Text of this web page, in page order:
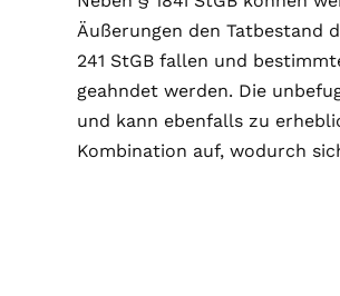
Äußerungen den Tatbestand
241 StGB fallen und
geahndet werden. Die
und kann ebenfalls zu
Kombination auf, wodurch